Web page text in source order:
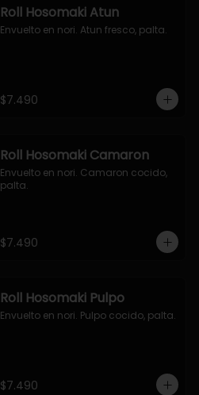
Roll Hosomaki Atun
Envuelto en nori. Atun fresco, palta.
$7.490
Roll Hosomaki Camaron
Envuelto en nori. Camaron cocido,
palta.
$7.490
Roll Hosomaki Pulpo
Envuelto en nori. Pulpo cocido, palta.
$7.490